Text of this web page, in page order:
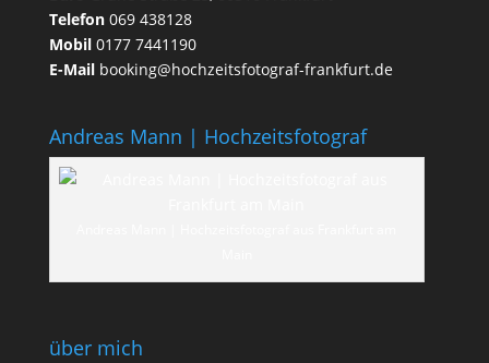
Telefon069 438128
Mobil0177 7441190
E-Mail booking@hochzeitsfotograf-frankfurt.de
Andreas Mann | Hochzeitsfotograf
über mich